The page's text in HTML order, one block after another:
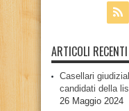
ARTICOLI RECENTI
Casellari
candidati della
26 Maggio 2024